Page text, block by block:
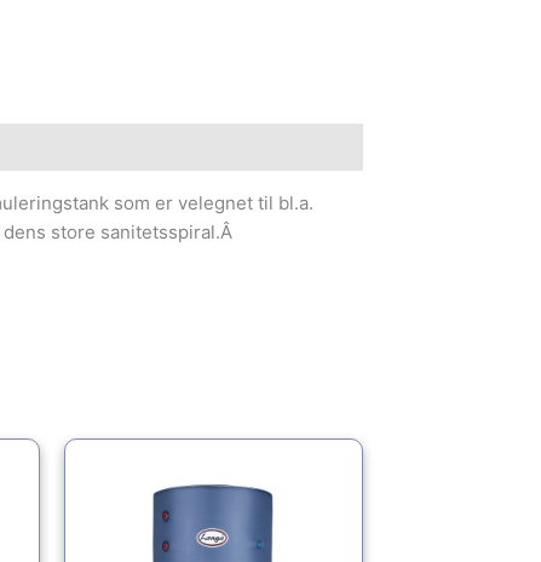
som er velegnet til bl.a.
store sanitetsspiral.Â